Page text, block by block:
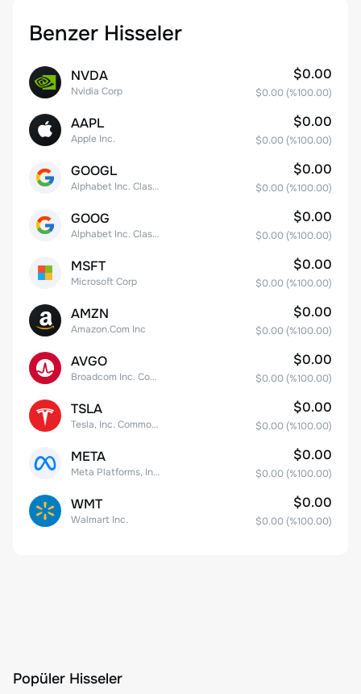
Benzer Hisseler
NVDA
Nvidia Corp
$0.00
$0.00 (%100.00)
AAPL
Apple Inc.
$0.00
$0.00 (%100.00)
GOOGL
Alphabet Inc. Class A Common Stock
$0.00
$0.00 (%100.00)
GOOG
Alphabet Inc. Class C Capital Stock
$0.00
$0.00 (%100.00)
MSFT
Microsoft Corp
$0.00
$0.00 (%100.00)
AMZN
Amazon.Com Inc
$0.00
$0.00 (%100.00)
AVGO
Broadcom Inc. Common Stock
$0.00
$0.00 (%100.00)
TSLA
Tesla, Inc. Common Stock
$0.00
$0.00 (%100.00)
META
Meta Platforms, Inc. Class A Common Stock
$0.00
$0.00 (%100.00)
WMT
Walmart Inc.
$0.00
$0.00 (%100.00)
Popüler Hisseler